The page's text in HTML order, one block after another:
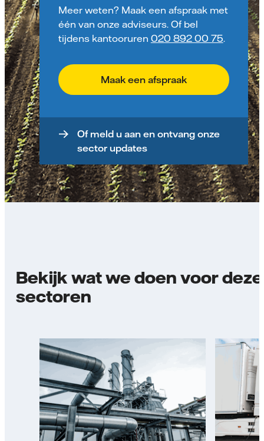
Meer weten? Maak een afspraak met
één van onze adviseurs. Of bel
tijdens kantooruren 020 892 00 75.
Maak een afspraak
Of meld u aan en ontvang onze
sector updates
Bekijk wat we doen voor deze
sectoren